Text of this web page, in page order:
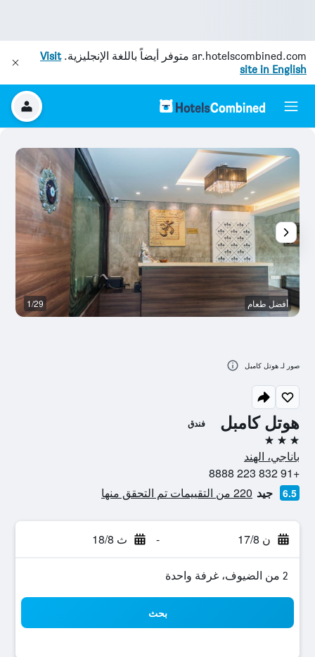
ar.hotelscombined.com متوفر أيضاً باللغة الإنجليزية.Visit
site in English
هوتل كامبل فندق
3 نجوم
باناجي، الهند
+91 832 223 8888
6.5 جيد 220 من التقييمات تم التحقق منها
ن 17/8 - ث 18/8
2 من الضيوف، غرفة واحدة
بحث
أفضل طعام 1/29
صور لـ هوتل كامبل